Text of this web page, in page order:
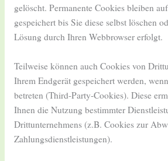
gelöscht. Permanente Cookies bleiben
gespeichert bis Sie diese selbst löschen
Lösung durch Ihren Webbrowser erfolgt.
Teilweise können auch Cookies von
Ihrem Endgerät gespeichert werden,
betreten (Third-Party-Cookies). Diese
Ihnen die Nutzung bestimmter
Drittunternehmens (z.B. Cookies zur
Zahlungsdienstleistungen).